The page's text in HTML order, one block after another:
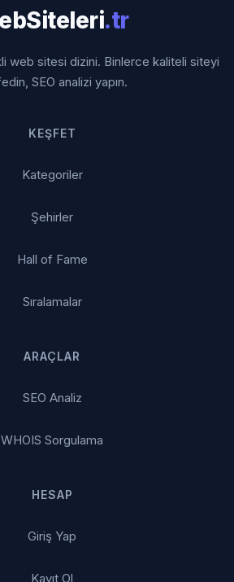
.tr
web sitesi dizini. Binlerce kaliteli siteyi
SEO analizi yapın.
KEŞFET
Kategoriler
Şehirler
Hall of Fame
Sıralamalar
ARAÇLAR
SEO Analiz
WHOIS Sorgulama
HESAP
Giriş Yap
Kayıt Ol